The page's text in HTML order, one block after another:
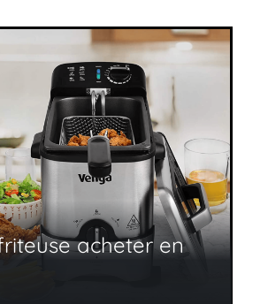
acheter en